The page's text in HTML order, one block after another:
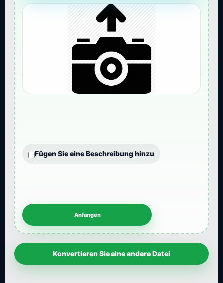
Fügen Sie eine Beschreibung hinzu
Konvertieren Sie eine andere Datei